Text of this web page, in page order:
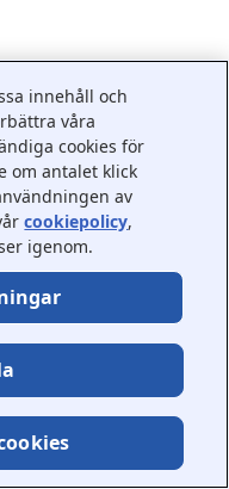
innehåll och
våra
cookies för
om antalet klick
av
cookiepolicy,
igenom.